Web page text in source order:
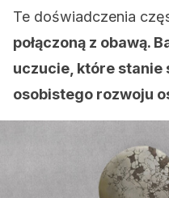
Te doświadczenia
połączoną z obawą.
uczucie, które stanie
osobistego rozwoju